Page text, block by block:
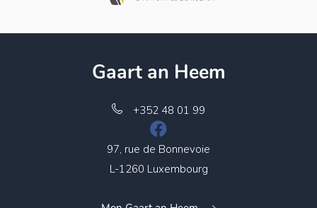
Gaart an Heem
+352 48 01 99
97, rue de Bonnevoie
L-1260 Luxembourg